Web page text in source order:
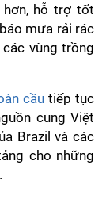
hỗ trợ tốt
mưa rải rác
vùng trồng
cầu tiếp tục
cung Việt
Brazil và các
cho những